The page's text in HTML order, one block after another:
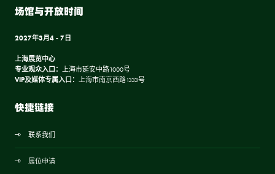
场馆与开放时间
2027年3月4 - 7日
上海展览中心
专业观众入口： 上海市延安中路1000号
VIP及媒体专属入口： 上海市南京西路1333号
快捷链接
联系我们
展位申请